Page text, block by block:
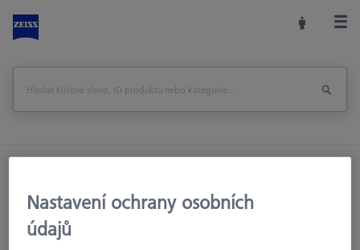
Referenční značky
Nastavení ochrany osobních
údajů